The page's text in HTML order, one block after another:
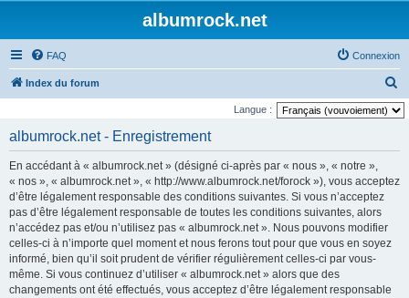
albumrock.net
FAQ Connexion
Index du forum
e
Langue :
albumrock.net - Enregistrement
En accédant à « albumrock.net » (désigné ci-après par « nous », « notre »,
« nos », « albumrock.net », « http://www.albumrock.net/forock »), vous acceptez
d’être légalement responsable des conditions suivantes. Si vous n’acceptez
pas d’être légalement responsable de toutes les conditions suivantes, alors
n’accédez pas et/ou n’utilisez pas « albumrock.net ». Nous pouvons modifier
celles-ci à n’importe quel moment et nous ferons tout pour que vous en soyez
informé, bien qu’il soit prudent de vérifier régulièrement celles-ci par vous-
même. Si vous continuez d’utiliser « albumrock.net » alors que des
changements ont été effectués, vous acceptez d’être légalement responsable